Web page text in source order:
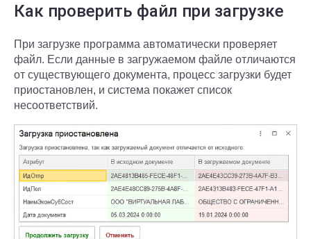
Как проверить файл при загрузке
При загрузке программа автоматически проверяет
файл. Если данные в загружаемом файле отличаются
от существующего документа, процесс загрузки будет
приостановлен, и система покажет список
несоответствий.